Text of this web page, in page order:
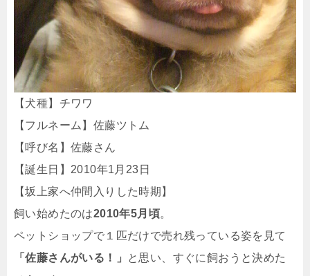
【犬種】チワワ
【フルネーム】佐藤ツトム
【呼び名】佐藤さん
【誕生日】2010年1月23日
【坂上家へ仲間入りした時期】
飼い始めたのは2010年5月頃。
ペットショップで１匹だけで売れ残っている姿を見て
「佐藤さんがいる！」
と思い、すぐに飼おうと決めた